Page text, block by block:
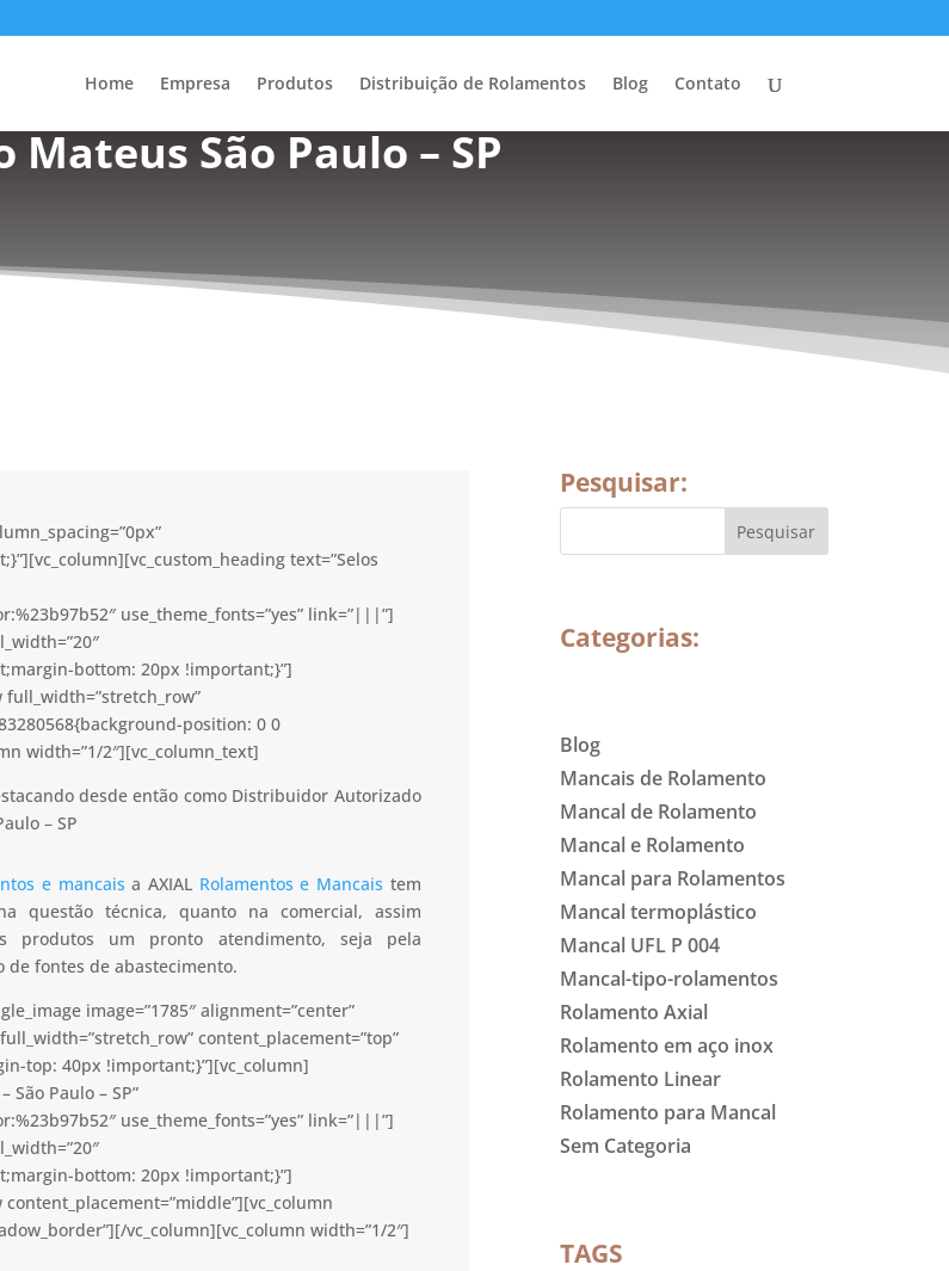
Home Empresa Produtos Distribuição de Rolamentos Blog Contato
Mateus São Paulo – SP
text=”Selos
use_theme_fonts=”yes” link=”|||”]
bottom: 20px !important;}”]
position: 0 0
width=”1/2″][vc_column_text]
desde então como Distribuidor Autorizado
– SP
e mancais a AXIAL Rolamentos e Mancais tem
questão técnica, quanto na comercial, assim
produtos um pronto atendimento, seja pela
de fontes de abastecimento.
image=”1785″ alignment=”center”
content_placement=”top”
top: 40px !important;}”][vc_column]
São Paulo – SP”
use_theme_fonts=”yes” link=”|||”]
bottom: 20px !important;}”]
vc_column][vc_column width=”1/2″]
Pesquisar:
Categorias:
Blog
Mancais de Rolamento
Mancal de Rolamento
Mancal e Rolamento
Mancal para Rolamentos
Mancal termoplástico
Mancal UFL P 004
Mancal-tipo-rolamentos
Rolamento Axial
Rolamento em aço inox
Rolamento Linear
Rolamento para Mancal
Sem Categoria
TAGS